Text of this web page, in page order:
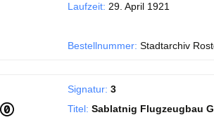
Laufzeit: 29. April 1921
Bestellnummer: Stadtarchiv
Signatur: 3
Titel: Sablatnig Flugzeugbau